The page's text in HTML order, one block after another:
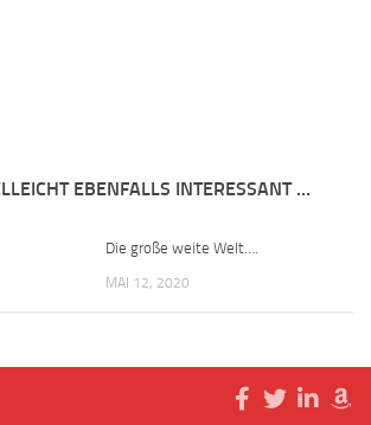
EBENFALLS INTERESSANT …
Die große weite Welt….
MAI 12, 2020